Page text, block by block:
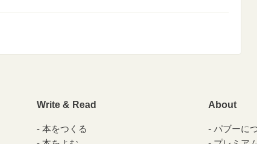
Write & Read
本をつくる
About
パブーに